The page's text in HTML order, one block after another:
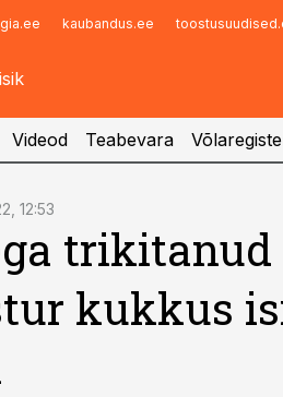
kaubandus.ee
Videod Teabevara
12:53
trikitanud
kukkus